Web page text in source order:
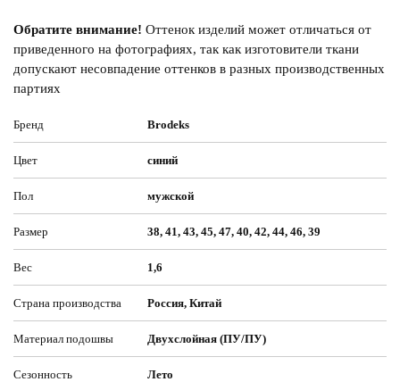
Обратите внимание! Оттенок изделий может отличаться от
приведенного на фотографиях, так как изготовители ткани
допускают несовпадение оттенков в разных производственных
партиях
Бренд Brodeks
Цвет синий
Пол мужской
Размер 38, 41, 43, 45, 47, 40, 42, 44, 46, 39
Вес 1,6
Страна производства Россия, Китай
Материал подошвы Двухслойная (ПУ/ПУ)
Сезонность Лето